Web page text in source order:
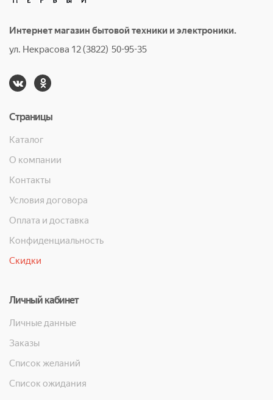
Интернет магазин бытовой техники и электроники.
ул. Некрасова 12 (3822) 50-95-35
Страницы
Каталог
О компании
Контакты
Условия договора
Оплата и доставка
Конфиденциальность
Скидки
Личный кабинет
Личные данные
Заказы
Список желаний
Список ожидания